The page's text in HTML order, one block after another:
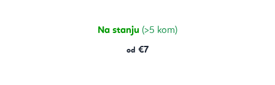
zvjezdica.
Na stanju (>5 kom)
od €7